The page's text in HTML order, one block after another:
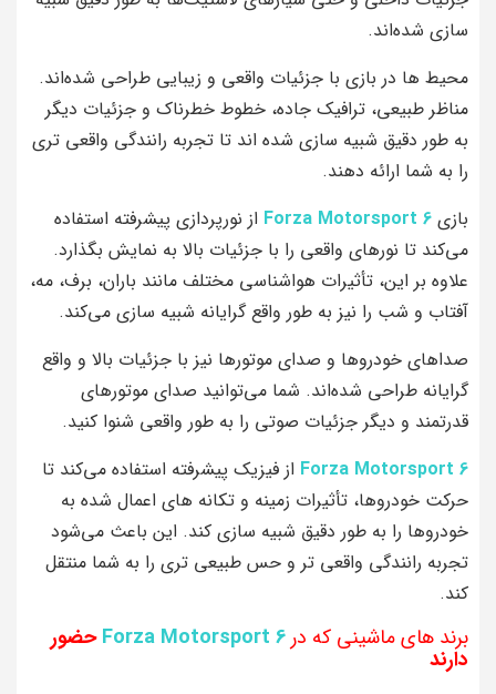
سازی شده‌اند.
محیط‌ ها در بازی با جزئیات واقعی و زیبایی طراحی شده‌اند.
مناظر طبیعی، ترافیک جاده، خطوط خطرناک و جزئیات دیگر
به طور دقیق شبیه‌ سازی شده‌ اند تا تجربه رانندگی واقعی‌ تری
را به شما ارائه دهند.
بازی Forza Motorsport 6 از نورپردازی پیشرفته استفاده
می‌کند تا نورهای واقعی را با جزئیات بالا به نمایش بگذارد.
علاوه بر این، تأثیرات هواشناسی مختلف مانند باران، برف، مه،
آفتاب و شب را نیز به طور واقع‌ گرایانه شبیه‌ سازی می‌کند.
صداهای خودروها و صدای موتورها نیز با جزئیات بالا و واقع‌
گرایانه طراحی شده‌اند. شما می‌توانید صدای موتورهای
قدرتمند و دیگر جزئیات صوتی را به طور واقعی شنوا کنید.
Forza Motorsport 6 از فیزیک پیشرفته استفاده می‌کند تا
حرکت خودروها، تأثیرات زمینه و تکانه‌ های اعمال شده به
خودروها را به طور دقیق شبیه‌ سازی کند. این باعث می‌شود
تجربه رانندگی واقعی‌ تر و حس طبیعی‌ تری را به شما منتقل
کند.
برند های ماشینی که در Forza Motorsport 6 حضور
دارند